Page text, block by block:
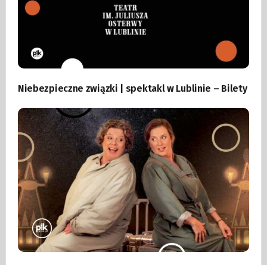
Niebezpieczne związki | spektakl w Lublinie – Bilety